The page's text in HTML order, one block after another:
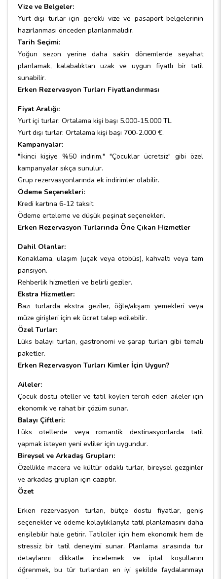
Vize ve Belgeler:
Yurt dışı turlar için gerekli vize ve pasaport belgelerinin
hazırlanması önceden planlanmalıdır.
Tarih Seçimi:
Yoğun sezon yerine daha sakin dönemlerde seyahat
planlamak, kalabalıktan uzak ve uygun fiyatlı bir tatil
sunabilir.
Erken Rezervasyon Turları Fiyatlandırması
Fiyat Aralığı:
Yurt içi turlar: Ortalama kişi başı 5.000-15.000 TL.
Yurt dışı turlar: Ortalama kişi başı 700-2.000 €.
Kampanyalar:
"İkinci kişiye %50 indirim," "Çocuklar ücretsiz" gibi özel
kampanyalar sıkça sunulur.
Grup rezervasyonlarında ek indirimler olabilir.
Ödeme Seçenekleri:
Kredi kartına 6-12 taksit.
Ödeme erteleme ve düşük peşinat seçenekleri.
Erken Rezervasyon Turlarında Öne Çıkan Hizmetler
Dahil Olanlar:
Konaklama, ulaşım (uçak veya otobüs), kahvaltı veya tam
pansiyon.
Rehberlik hizmetleri ve belirli geziler.
Ekstra Hizmetler:
Bazı turlarda ekstra geziler, öğle/akşam yemekleri veya
müze girişleri için ek ücret talep edilebilir.
Özel Turlar:
Lüks balayı turları, gastronomi ve şarap turları gibi temalı
paketler.
Erken Rezervasyon Turları Kimler İçin Uygun?
Aileler:
Çocuk dostu oteller ve tatil köyleri tercih eden aileler için
ekonomik ve rahat bir çözüm sunar.
Balayı Çiftleri:
Lüks otellerde veya romantik destinasyonlarda tatil
yapmak isteyen yeni evliler için uygundur.
Bireysel ve Arkadaş Grupları:
Özellikle macera ve kültür odaklı turlar, bireysel gezginler
ve arkadaş grupları için caziptir.
Özet
Erken rezervasyon turları, bütçe dostu fiyatlar, geniş
seçenekler ve ödeme kolaylıklarıyla tatil planlamasını daha
erişilebilir hale getirir. Tatilciler için hem ekonomik hem de
stressiz bir tatil deneyimi sunar. Planlama sırasında tur
detaylarını dikkatle incelemek ve iptal koşullarını
öğrenmek, bu tür turlardan en iyi şekilde faydalanmayı